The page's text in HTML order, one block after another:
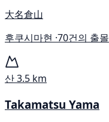
大名倉山
후쿠시마현 ·70건의 출몰
산3.5 km
Takamatsu Yama